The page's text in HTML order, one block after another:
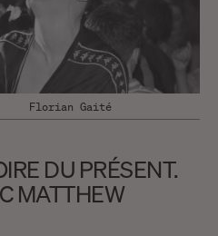
Florian Gaité
DU PRÉSENT.
MATTHEW